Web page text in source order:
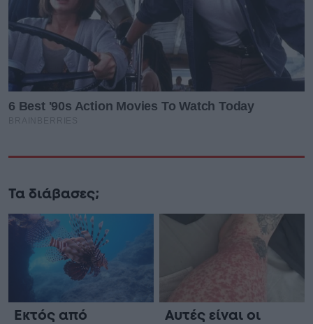
Τα διάβασες;
Εκτός από
Αυτές είναι οι